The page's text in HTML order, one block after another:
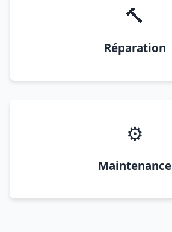
🔨
Réparation
⚙️
Maintenance